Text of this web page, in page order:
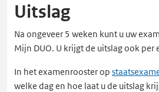
Uitslag
Na ongeveer 5 weken kunt u uw
Mijn DUO. U krijgt de uitslag ook per
In het examenrooster op Link
opent
welke dag en hoe laat u de uitslag